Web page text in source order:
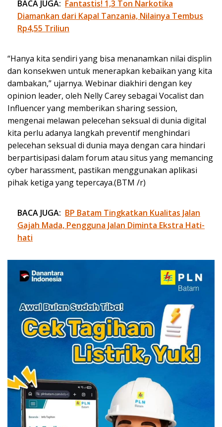
BACA JUGA: Fantastis! 1,3 Ton Narkotika
Diamankan dari Kapal Tanzania, Nilainya Tembus
Rp4,55 Triliun
“Hanya kita sendiri yang bisa menanamkan nilai displin
dan konsekwen untuk menerapkan kebaikan yang kita
dambakan,” ujarnya. Webinar diakhiri dengan key
opinion leader, oleh Nelly Carey sebagai Vocalist dan
Influencer yang memberikan sharing session,
mengenai melawan pelecehan seksual di dunia digital
kita perlu adanya langkah preventif menghindari
pelecehan seksual di dunia maya dengan cara hindari
berpartisipasi dalam forum atau situs yang memancing
cyber harassment, pastikan menggunakan aplikasi
pihak ketiga yang tepercaya.(BTM /r)
BACA JUGA: BP Batam Tingkatkan Kualitas Jalan
Gajah Mada, Pengguna Jalan Diminta Ekstra Hati-
hati